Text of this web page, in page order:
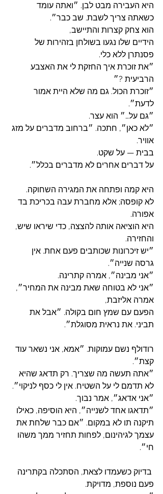
היא העבירה מבט לבן. ״ואתה עומד
כשאתה צריך לשבת. שב כבר״.
הוא צחק קצרות והתיישב,
הידיים שלו נגעו בשולחן בזהירות של
פסנתרן ללא כלי.
״את זוכרת איך החזקת לי את האצבע
הרביעית ?״
״זוכרת הכול. גם מה שלא היית אמור
לדעת״.
״גם על…״ הוא עצר.
״לא כאן״, חתכה. ״ברחוב מדברים על מזג
אוויר.
בבית — על שקט.
על דברים אחרים לא מדברים בכלל״.
היא קמה ופתחה את המגירה השחוקה.
לא קופסה; אלא מחברת עבה בכריכת בד
אפורה.
היא הוציאה אותה להצצה, כדי שיראו שיש,
והחזירה.
״יש זיכרונות שכותבים פעם אחת. אין
גרסה שנייה״.
״אני מבינה״, אמרה קתרינה.
״אני לא בטוחה שאת מבינה את המחיר״,
אמרה אליזבת,
הפעם עם שמץ חום בקולה. ״אבל את
תביני. את נראית מסוגלת״.
רודולף נשם עמוקות. ״אמא, אני נשאר עוד
קצת״.
״אתה תעשה מה שצריך. רק תדאג שהיא
לא תדמם לי על השטיח. אין לי כסף לניקוי״.
״אני אדאג״, אמר נבוך.
״תדאגו אחד לשנייה״, היא הוסיפה, כאילו
תיקנה תו לא במקום. ״אם כבר שלחת את
עצמך לגיהינום, לפחות תחזיר ממך משהו
חי״.
בדיוק כשעמדו לצאת, הסתכלה בקתרינה
פעם נוספת, מדויקת.